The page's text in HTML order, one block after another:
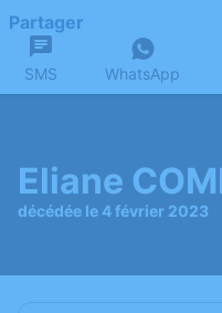
Partager
SMS WhatsApp
Eliane
décédée le 4 février 2023